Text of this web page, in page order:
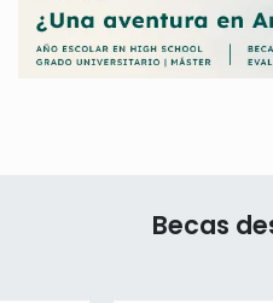
Becas